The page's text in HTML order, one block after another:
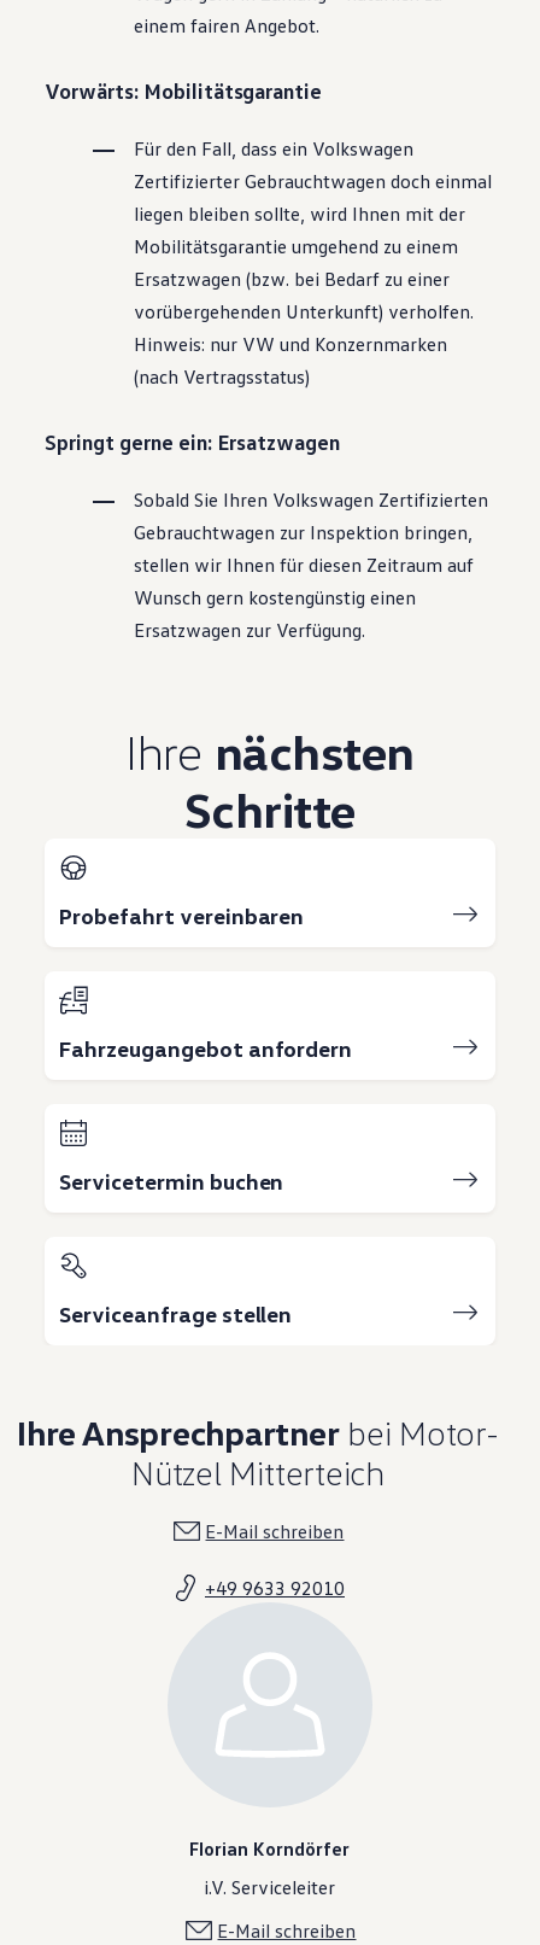
einem fairen Angebot.
Vorwärts: Mobilitätsgarantie
Für den Fall, dass ein Volkswagen
Zertifizierter Gebrauchtwagen doch einmal
liegen bleiben sollte, wird Ihnen mit der
Mobilitätsgarantie umgehend zu einem
Ersatzwagen (bzw. bei Bedarf zu einer
vorübergehenden Unterkunft) verholfen.
Hinweis: nur VW und Konzernmarken
(nach Vertragsstatus)
Springt gerne ein: Ersatzwagen
Sobald Sie Ihren Volkswagen Zertifizierten
Gebrauchtwagen zur Inspektion bringen,
stellen wir Ihnen für diesen Zeitraum auf
Wunsch gern kostengünstig einen
Ersatzwagen zur Verfügung.
Ihre nächsten
Schritte
Probefahrt vereinbaren
Fahrzeugangebot anfordern
Servicetermin buchen
Serviceanfrage stellen
Ihre Ansprechpartnerbei Motor-
Nützel Mitterteich
E-Mail schreiben
+49 9633 92010
Florian Korndörfer
i.V. Serviceleiter
E-Mail schreiben